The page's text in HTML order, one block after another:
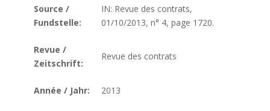
Source /
Fundstelle:
IN: Revue des contrats,
01/10/2013, n° 4, page 1720.
Revue /
Zeitschrift:
Revue des contrats
Année / Jahr: 2013